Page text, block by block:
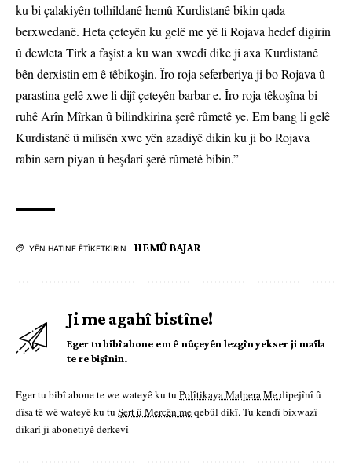
ku bi çalakiyên tolhildanê hemû Kurdistanê bikin qada
berxwedanê. Heta çeteyên ku gelê me yê li Rojava hedef digirin
û dewleta Tirk a faşîst a ku wan xwedî dike ji axa Kurdistanê
bên derxistin em ê têbikoşin. Îro roja seferberiya ji bo Rojava û
parastina gelê xwe li dijî çeteyên barbar e. Îro roja têkoşîna bi
ruhê Arîn Mîrkan û bilindkirina şerê rûmetê ye. Em bang li gelê
Kurdistanê û milîsên xwe yên azadiyê dikin ku ji bo Rojava
rabin sern piyan û beşdarî şerê rûmetê bibin.”
YÊN HATINE ÊTÎKETKIRIN HEMÛ BAJAR
Ji me agahî bistîne!
Eger tu bibî abone em ê nûçeyên lezgîn yekser ji maîla
te re bişînin.
Eger tu bibî abone te we wateyê ku tu Polîtikaya Malpera Medipejînî û
dîsa tê wê wateyê ku tu Şert û Mercên meqebûl dikî. Tu kendî bixwazî
dikarî ji abonetiyê derkevî